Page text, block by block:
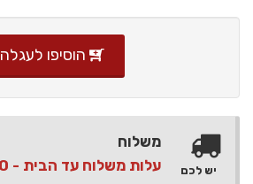
הוסיפו לעגלה
משלוח
עלות משלוח עד הבית - 30.00 ש"ח בלבד
יש לכם